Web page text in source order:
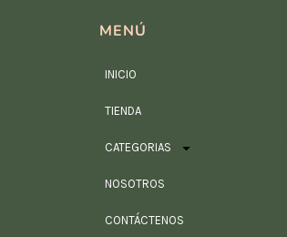
MENÚ
INICIO
TIENDA
CATEGORIAS
NOSOTROS
CONTÁCTENOS